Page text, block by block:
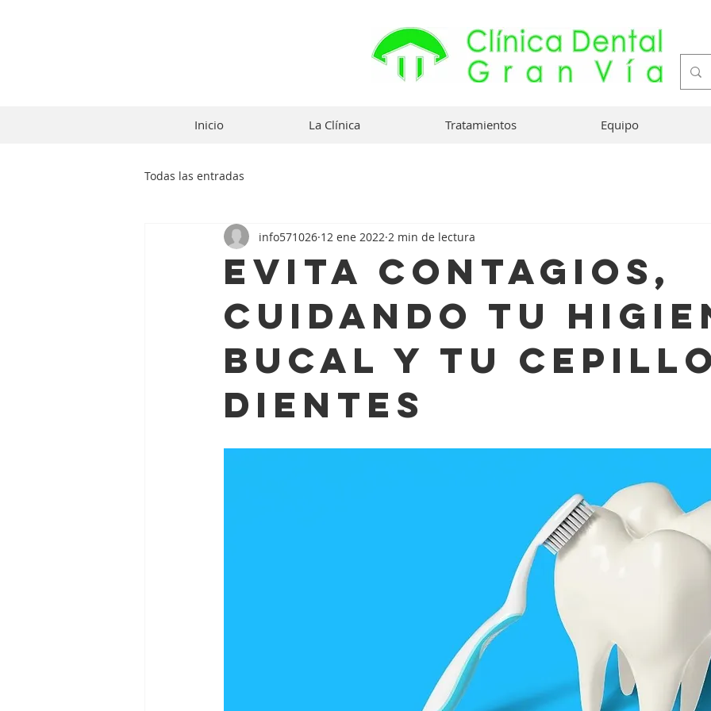
Inicio La Clínica Tratamientos Equipo
Todas las entradas
Evita contagios,
cuidando tu
bucal y tu
dientes
info571026 12 ene 2022 2 min de lectura